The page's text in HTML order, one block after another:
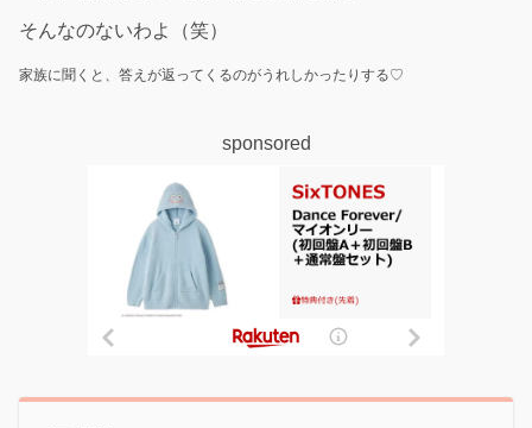
そんなのないわよ（笑）
家族に聞くと、答えが返ってくるのがうれしかったりする♡
sponsored